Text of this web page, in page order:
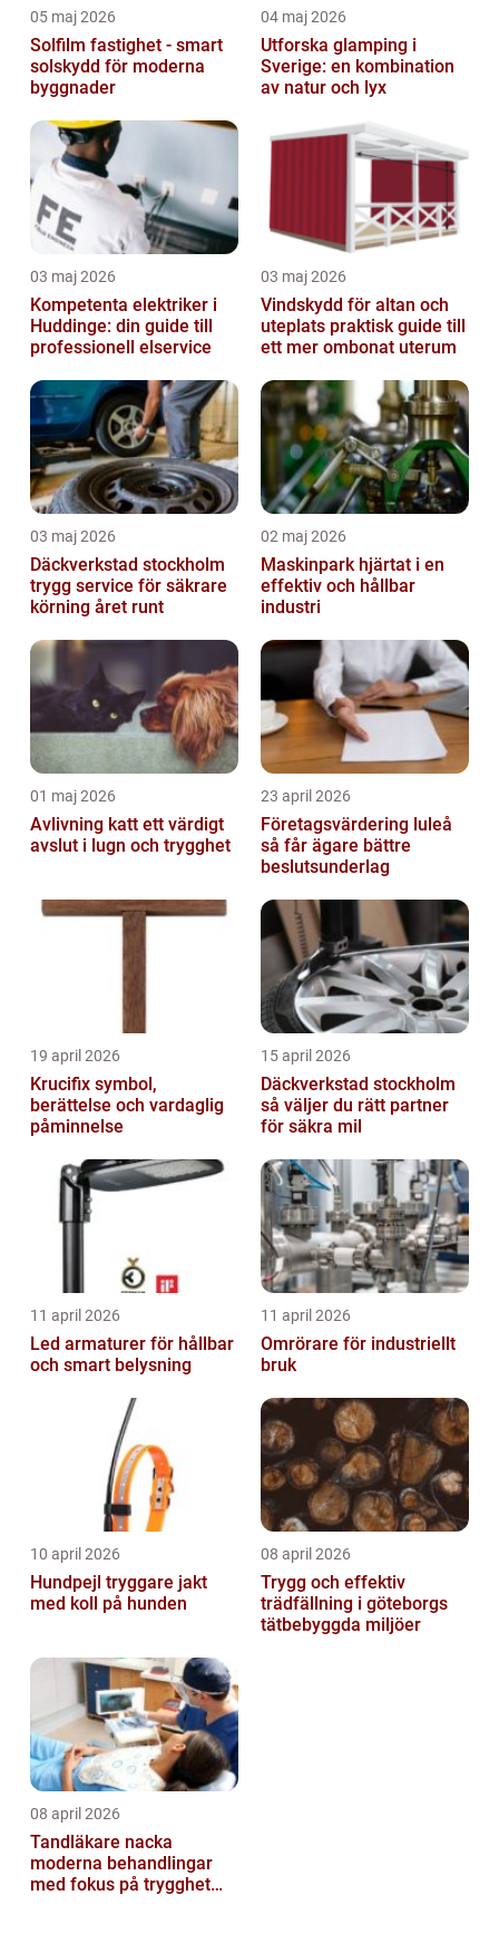
05 maj 2026
Solfilm fastighet - smart
solskydd för moderna
byggnader
04 maj 2026
Utforska glamping i
Sverige: en kombination
av natur och lyx
03 maj 2026
Kompetenta elektriker i
Huddinge: din guide till
professionell elservice
03 maj 2026
Vindskydd för altan och
uteplats praktisk guide till
ett mer ombonat uterum
03 maj 2026
Däckverkstad stockholm
trygg service för säkrare
körning året runt
02 maj 2026
Maskinpark hjärtat i en
effektiv och hållbar
industri
01 maj 2026
Avlivning katt ett värdigt
avslut i lugn och trygghet
23 april 2026
Företagsvärdering luleå
så får ägare bättre
beslutsunderlag
19 april 2026
Krucifix symbol,
berättelse och vardaglig
påminnelse
15 april 2026
Däckverkstad stockholm
så väljer du rätt partner
för säkra mil
11 april 2026
Led armaturer för hållbar
och smart belysning
11 april 2026
Omrörare för industriellt
bruk
10 april 2026
Hundpejl tryggare jakt
med koll på hunden
08 april 2026
Trygg och effektiv
trädfällning i göteborgs
tätbebyggda miljöer
08 april 2026
Tandläkare nacka
moderna behandlingar
med fokus på trygghet